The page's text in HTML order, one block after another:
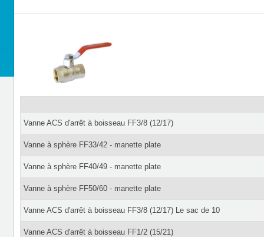
Vanne ACS d'arrêt à boisseau FF3/8 (12/17)
Vanne à sphère FF33/42 - manette plate
Vanne à sphère FF40/49 - manette plate
Vanne à sphère FF50/60 - manette plate
Vanne ACS d'arrêt à boisseau FF3/8 (12/17) Le sac de 10
Vanne ACS d'arrêt à boisseau FF1/2 (15/21)